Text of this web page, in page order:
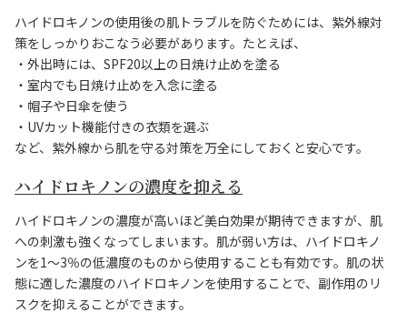
ハイドロキノンの使用後の肌トラブルを防ぐためには、紫外線対
策をしっかりおこなう必要があります。たとえば、
・外出時には、SPF20以上の日焼け止めを塗る
・室内でも日焼け止めを入念に塗る
・帽子や日傘を使う
・UVカット機能付きの衣類を選ぶ
など、紫外線から肌を守る対策を万全にしておくと安心です。
ハイドロキノンの濃度を抑える
ハイドロキノンの濃度が高いほど美白効果が期待できますが、肌
への刺激も強くなってしまいます。肌が弱い方は、ハイドロキノ
ンを1～3％の低濃度のものから使用することも有効です。肌の状
態に適した濃度のハイドロキノンを使用することで、副作用のリ
スクを抑えることができます。